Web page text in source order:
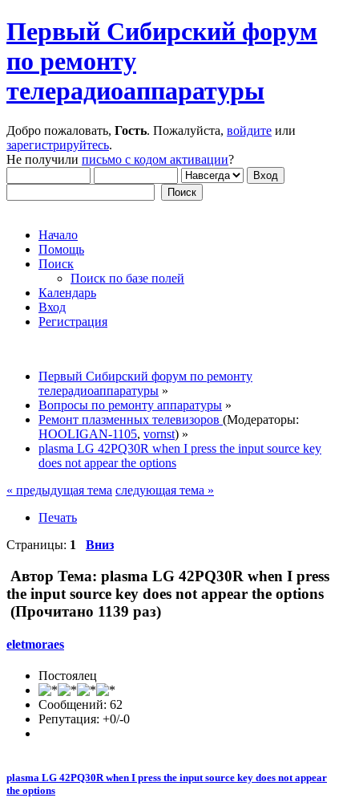
Первый Сибирский форум
по ремонту
телерадиоаппаратуры
Добро пожаловать, Гость. Пожалуйста, войдите или
зарегистрируйтесь.
Не получили письмо с кодом активации?
Начало
Помощь
Поиск
Поиск по базе полей
Календарь
Вход
Регистрация
Первый Сибирский форум по ремонту
телерадиоаппаратуры »
Вопросы по ремонту аппаратуры »
Ремонт плазменных телевизоров (Модераторы:
HOOLIGAN-1105, vornst) »
plasma LG 42PQ30R when I press the input source key
does not appear the options
« предыдущая тема следующая тема »
Печать
Страницы: 1 Вниз
Автор Тема: plasma LG 42PQ30R when I press
the input source key does not appear the options
(Прочитано 1139 раз)
eletmoraes
Постоялец
Сообщений: 62
Репутация: +0/-0
plasma LG 42PQ30R when I press the input source key does not appear
the options